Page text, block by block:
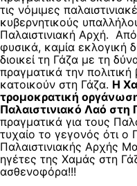
τις νόμιμες
κυβερνητικούς
Παλαιστινιακή Αρχή.
φυσικά, καμία εκλογική
διοικεί τη Γάζα με τη
πραγματικά την
κατοικούν στη Γάζα. Η
τρομοκρατική οργάνωση
Παλαιστινιακό Λαό στη
πραγματικά για τους
τυχαίο το γεγονός ότι ο
Παλαιστινιακής Αρχής
ηγέτες της Χαμάς στη
ασθενοφόρα!!!